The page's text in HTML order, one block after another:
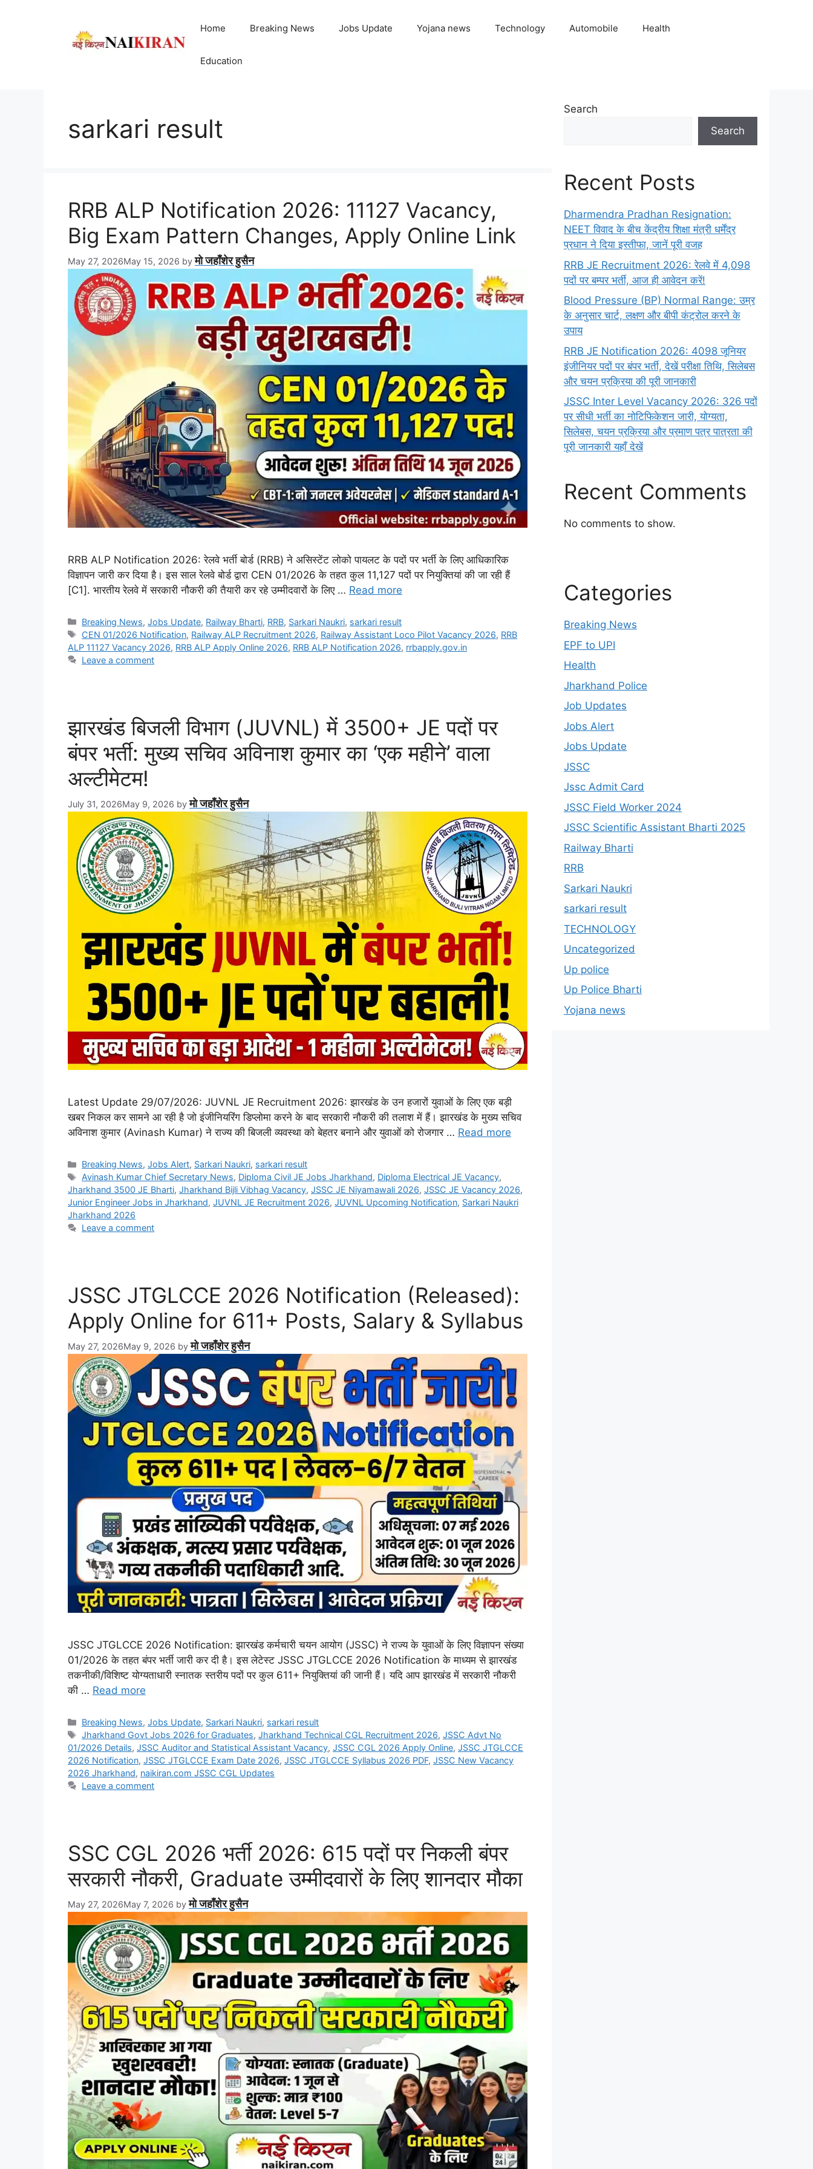
Home Breaking News Jobs Update Yojana news Technology Automobile Health
Education
sarkari result
RRB ALP Notification 2026: 11127 Vacancy,
Big Exam Pattern Changes, Apply Online Link
May 27, 2026May 15, 2026 byमो जहाँशेर हुसैन
RRB ALP Notification 2026: रेलवे भर्ती बोर्ड (RRB) ने असिस्टेंट लोको पायलट के पदों पर भर्ती के लिए आधिकारिक
विज्ञापन जारी कर दिया है। इस साल रेलवे बोर्ड द्वारा CEN 01/2026 के तहत कुल 11,127 पदों पर नियुक्तियां की जा रही हैं
[C1]. भारतीय रेलवे में सरकारी नौकरी की तैयारी कर रहे उम्मीदवारों के लिए … Read more
Categories
Breaking News,Jobs Update, Railway Bharti, RRB, Sarkari Naukri, sarkari result
Tags
CEN 01/2026 Notification, Railway ALP Recruitment 2026, Railway Assistant Loco Pilot Vacancy 2026, RRB
ALP 11127 Vacancy 2026, RRB ALP Apply Online 2026, RRB ALP Notification 2026, rrbapply.gov.in
Leave a comment
झारखंड बिजली विभाग (JUVNL) में 3500+ JE पदों पर
बंपर भर्ती: मुख्य सचिव अविनाश कुमार का ‘एक महीने’ वाला
अल्टीमेटम!
July 31, 2026May 9, 2026 byमो जहाँशेर हुसैन
Latest Update 29/07/2026: JUVNL JE Recruitment 2026: झारखंड के उन हजारों युवाओं के लिए एक बड़ी
खबर निकल कर सामने आ रही है जो इंजीनियरिंग डिप्लोमा करने के बाद सरकारी नौकरी की तलाश में हैं। झारखंड के मुख्य सचिव
अविनाश कुमार (Avinash Kumar) ने राज्य की बिजली व्यवस्था को बेहतर बनाने और युवाओं को रोजगार … Read more
Categories
Breaking News,Jobs Alert, Sarkari Naukri, sarkari result
Tags
Avinash Kumar Chief Secretary News, Diploma Civil JE Jobs Jharkhand, Diploma Electrical JE Vacancy,
Jharkhand 3500 JE Bharti, Jharkhand Bijli Vibhag Vacancy, JSSC JE Niyamawali 2026, JSSC JE Vacancy 2026,
Junior Engineer Jobs in Jharkhand, JUVNL JE Recruitment 2026, JUVNL Upcoming Notification, Sarkari Naukri
Jharkhand 2026
Leave a comment
JSSC JTGLCCE 2026 Notification (Released):
Apply Online for 611+ Posts, Salary & Syllabus
May 27, 2026May 9, 2026 byमो जहाँशेर हुसैन
JSSC JTGLCCE 2026 Notification: झारखंड कर्मचारी चयन आयोग (JSSC) ने राज्य के युवाओं के लिए विज्ञापन संख्या
01/2026 के तहत बंपर भर्ती जारी कर दी है। इस लेटेस्ट JSSC JTGLCCE 2026 Notification के माध्यम से झारखंड
तकनीकी/विशिष्ट योग्यताधारी स्नातक स्तरीय पदों पर कुल 611+ नियुक्तियां की जानी हैं। यदि आप झारखंड में सरकारी नौकरी
की … Read more
Categories
Breaking News,Jobs Update, Sarkari Naukri, sarkari result
Tags
Jharkhand Govt Jobs 2026 for Graduates,Jharkhand Technical CGL Recruitment 2026,JSSC Advt No
01/2026 Details, JSSC Auditor and Statistical Assistant Vacancy, JSSC CGL 2026 Apply Online, JSSC JTGLCCE
2026 Notification, JSSC JTGLCCE Exam Date 2026, JSSC JTGLCCE Syllabus 2026 PDF, JSSC New Vacancy
2026 Jharkhand, naikiran.com JSSC CGL Updates
Leave a comment
SSC CGL 2026 भर्ती 2026: 615 पदों पर निकली बंपर
सरकारी नौकरी, Graduate उम्मीदवारों के लिए शानदार मौका
May 27, 2026May 7, 2026 byमो जहाँशेर हुसैन
Search
Search
Recent Posts
Dharmendra Pradhan Resignation:
NEET विवाद के बीच केंद्रीय शिक्षा मंत्री धर्मेंद्र
प्रधान ने दिया इस्तीफा, जानें पूरी वजह
RRB JE Recruitment 2026: रेलवे में 4,098
पदों पर बम्पर भर्ती, आज ही आवेदन करें!
Blood Pressure (BP) Normal Range: उम्र
के अनुसार चार्ट, लक्षण और बीपी कंट्रोल करने के
उपाय
RRB JE Notification 2026: 4098 जूनियर
इंजीनियर पदों पर बंपर भर्ती, देखें परीक्षा तिथि, सिलेबस
और चयन प्रक्रिया की पूरी जानकारी
JSSC Inter Level Vacancy 2026: 326 पदों
पर सीधी भर्ती का नोटिफिकेशन जारी, योग्यता,
सिलेबस, चयन प्रक्रिया और प्रमाण पत्र पात्रता की
पूरी जानकारी यहाँ देखें
Recent Comments
No comments to show.
Categories
Breaking News
EPF to UPI
Health
Jharkhand Police
Job Updates
Jobs Alert
Jobs Update
JSSC
Jssc Admit Card
JSSC Field Worker 2024
JSSC Scientific Assistant Bharti 2025
Railway Bharti
RRB
Sarkari Naukri
sarkari result
TECHNOLOGY
Uncategorized
Up police
Up Police Bharti
Yojana news